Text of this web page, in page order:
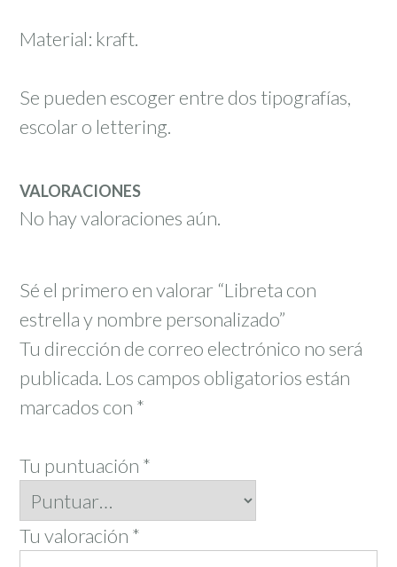
Material: kraft.
Se pueden escoger entre dos tipografías,
escolar o lettering.
VALORACIONES
No hay valoraciones aún.
Sé el primero en valorar “Libreta con
estrella y nombre personalizado”
Tu dirección de correo electrónico no será
publicada. Los campos obligatorios están
marcados con *
Tu puntuación *
Tu valoración *